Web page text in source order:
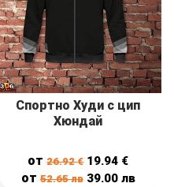
Спортно Худи с цип
Хюндай
от26.92€ 19.94 €
от 52.65лв 39.00 лв